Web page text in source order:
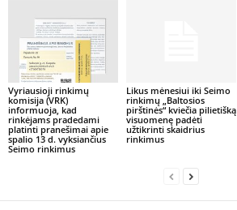
Vyriausioji rinkimų
komisija (VRK)
informuoja, kad
rinkėjams pradedami
platinti pranešimai apie
spalio 13 d. vyksiančius
Seimo rinkimus
Likus mėnesiui iki Seimo
rinkimų „Baltosios
pirštinės“ kviečia pilietišką
visuomenę padėti
užtikrinti skaidrius
rinkimus